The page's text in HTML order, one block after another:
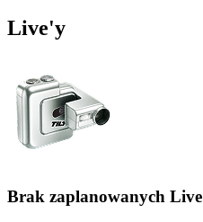
Live'y
Brak zaplanowanych Live